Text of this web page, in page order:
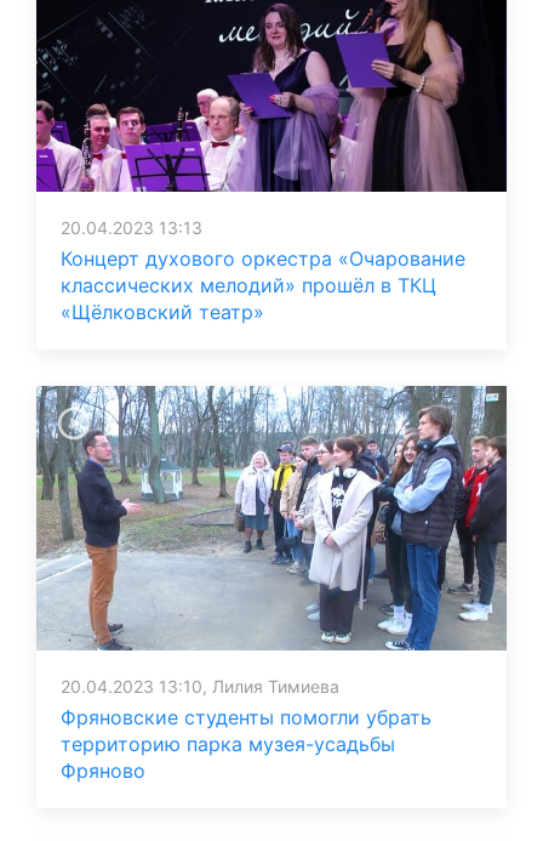
20.04.2023 13:13
Концерт духового оркестра «Очарование
классических мелодий» прошёл в ТКЦ
«Щёлковский театр»
20.04.2023 13:10, Лилия Тимиева
Фряновские студенты помогли убрать
территорию парка музея-усадьбы
Фряново